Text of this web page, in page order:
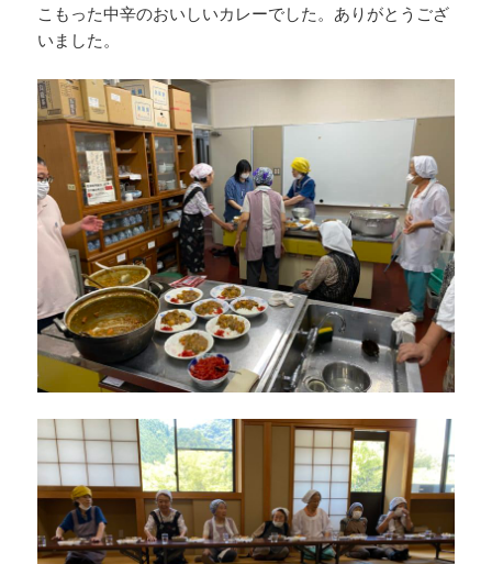
こもった中辛のおいしいカレーでした。ありがとうござ
いました。